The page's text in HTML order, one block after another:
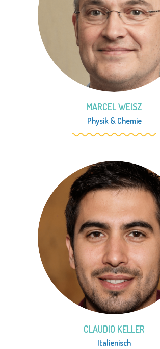
MARCEL WEISZ
Physik& Chemie
CLAUDIO KELLER
Italienisch